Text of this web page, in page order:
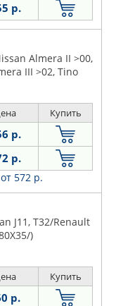
р.
Almera II >00,
III >02, Tino
Купить
р.
р.
от 572 р.
J11, T32/Renault
)
Купить
р.